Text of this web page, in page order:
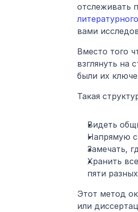
отслеживать
вами
Вместо того
взглянуть на
были их
Такая
Видеть
Напрямую
Замечать,
Хранить
пяти
Этот метод
или